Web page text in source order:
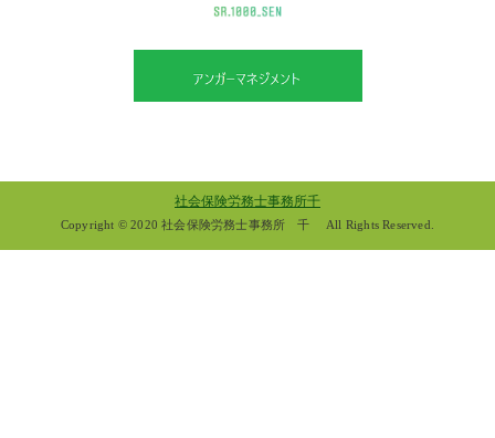
社会保険労務士事務所千
Copyright © 2020 社会保険労務士事務所 千 All Rights Reserved.